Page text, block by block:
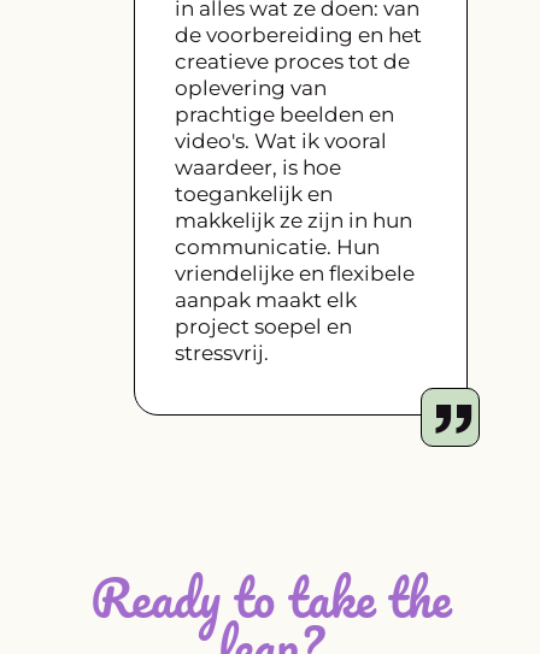
in alles wat ze doen: van
de voorbereiding en het
creatieve proces tot de
oplevering van
prachtige beelden en
video's. Wat ik vooral
waardeer, is hoe
toegankelijk en
makkelijk ze zijn in hun
communicatie. Hun
vriendelijke en flexibele
aanpak maakt elk
project soepel en
stressvrij.
Ready to take the